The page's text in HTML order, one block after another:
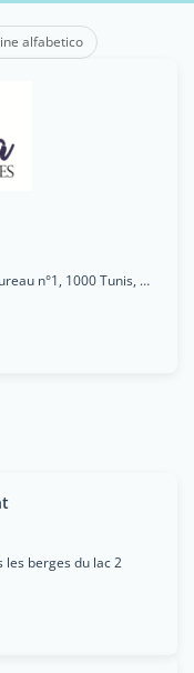
alfabetico
3 Rue Jamel Abdenasser 3ème étage Bureau n°1, 1000 Tunis, Tūnis
les berges du lac 2